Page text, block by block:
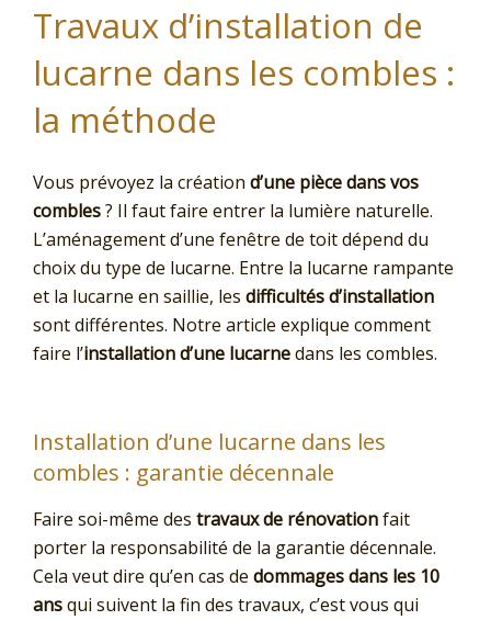
Travaux d’installation de
lucarne dans les combles :
la méthode
Vous prévoyez la création d’une pièce dans vos
combles? Il faut faire entrer la lumière naturelle.
L’aménagement d’une fenêtre de toit dépend du
choix du type de lucarne. Entre la lucarne rampante
et la lucarne en saillie, les difficultés d’installation
sont différentes. Notre article explique comment
faire l’installation d’une lucarnedans les combles.
Installation d’une lucarne dans les
combles : garantie décennale
Faire soi-même des travaux de rénovationfait
porter la responsabilité de la garantie décennale.
Cela veut dire qu’en cas de dommages dans les 10
ansqui suivent la fin des travaux, c’est vous qui